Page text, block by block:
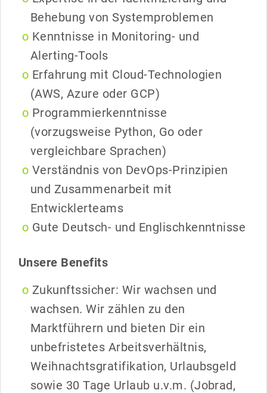
Behebung von Systemproblemen
Kenntnisse in Monitoring- und
Alerting-Tools
Erfahrung mit Cloud-Technologien
(AWS, Azure oder GCP)
Programmierkenntnisse
(vorzugsweise Python, Go oder
vergleichbare Sprachen)
Verständnis von DevOps-Prinzipien
und Zusammenarbeit mit
Entwicklerteams
Gute Deutsch- und Englischkenntnisse
Unsere Benefits
Zukunftssicher: Wir wachsen und
wachsen. Wir zählen zu den
Marktführern und bieten Dir ein
unbefristetes Arbeitsverhältnis,
Weihnachtsgratifikation, Urlaubsgeld
sowie 30 Tage Urlaub u.v.m. (Jobrad,